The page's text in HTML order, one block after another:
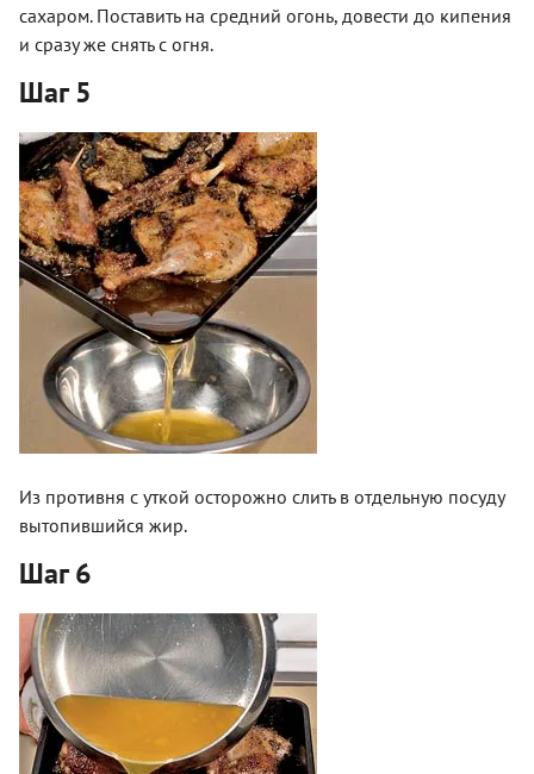
сахаром. Поставить на средний огонь, довести до кипения
и сразу же снять с огня.
Шаг 5
Из противня с уткой осторожно слить в отдельную посуду
вытопившийся жир.
Шаг 6